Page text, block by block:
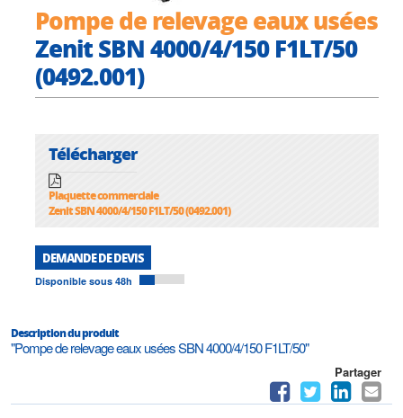
Pompe de relevage eaux usées
Zenit SBN 4000/4/150 F1LT/50
(0492.001)
Télécharger
Plaquette commerciale
Zenit SBN 4000/4/150 F1LT/50 (0492.001)
DEMANDE DE DEVIS
Disponible sous 48h
Description du produit
"Pompe de relevage eaux usées SBN 4000/4/150 F1LT/50"
Partager